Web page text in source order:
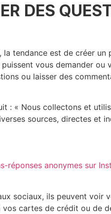
DES
tendance est de créer
vous demander
ou laisser des
: « Nous collectons et
sources, directes et
réponses anonymes sur
sociaux, ils peuvent
cartes de crédit ou de